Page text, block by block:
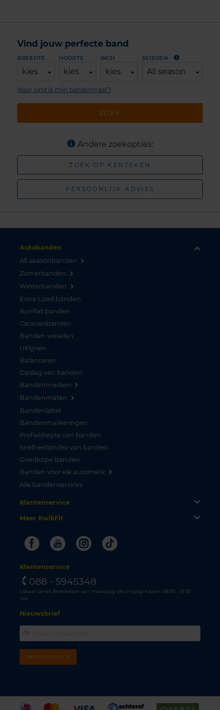
Vind jouw perfecte band
BREEDTE
kies
HOOGTE
kies
INCH
kies
SEIZOEN
All season
ZOEK
Waar vind ik mijn bandenmaat?
Andere zoekopties:
ZOEK OP KENTEKEN
PERSOONLIJK ADVIES
Autobanden
All-seasonbanden
Zomerbanden
Winterbanden
Extra Load banden
Runflat banden
Caravanbanden
Banden wisselen
Uitlijnen
Balanceren
Opslag van banden
Bandenmerken
Bandenmaten
Bandenlabel
Bandenmarkeringen
Profieldiepte van banden
Snelheidsindex van banden
Goedkope banden
Banden voor elk automerk
Alle bandenservices
Klantenservice
Meer KwikFit
FacebookYoutubeInstagram
Tiktok
Klantenservice
088 - 5945348
Lokaal tarief. Bereikbaar van maandag t/m vrijdag tussen 08.00 - 17.30
uur.
Nieuwsbrief
INSCHRIJVEN